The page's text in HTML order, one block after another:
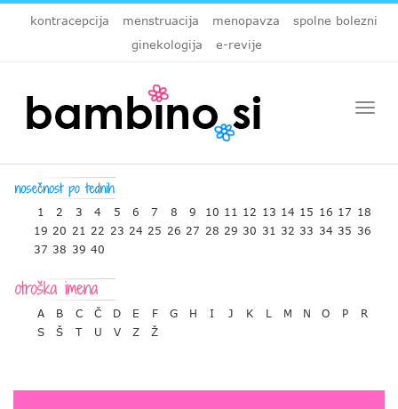
kontracepcija menstruacija menopavza
spolne bolezni
ginekologija
e-revije
1 2 3 4 5 6 7 8 9 10 11 12 13 14 15 16 17 18
19 20 21 22 23 24 25 26 27 28 29 30 31 32 33 34 35 36
37 38 39 40
A B C Č D E F G H I J K L M N O P
R
S
Š T U V Z Ž